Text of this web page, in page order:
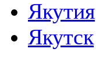
Якутия
Якутск